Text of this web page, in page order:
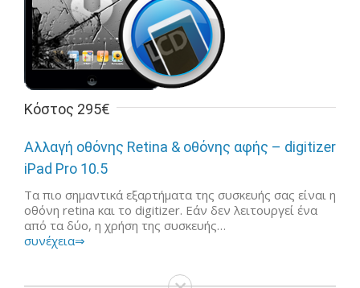
Κόστος 295€
Αλλαγή οθόνης Retina & οθόνης αφής – digitizer
iPad Pro 10.5
Τα πιο σημαντικά εξαρτήματα της συσκευής σας είναι η
οθόνη retina και το digitizer. Εάν δεν λειτουργεί ένα
από τα δύο, η χρήση της συσκευής…
συνέχεια⇒